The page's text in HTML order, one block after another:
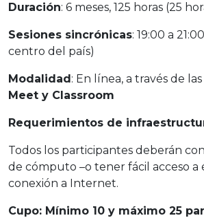
Duración: 6 meses, 125 horas (25
Sesiones sincrónicas: 19:00 a
centro del país)
Modalidad: En línea, a través de las
Meet y Classroom
Requerimientos de
Todos los participantes deberán
de cómputo –o tener fácil acceso a
conexión a Internet.
Cupo: Mínimo 10 y máximo 25